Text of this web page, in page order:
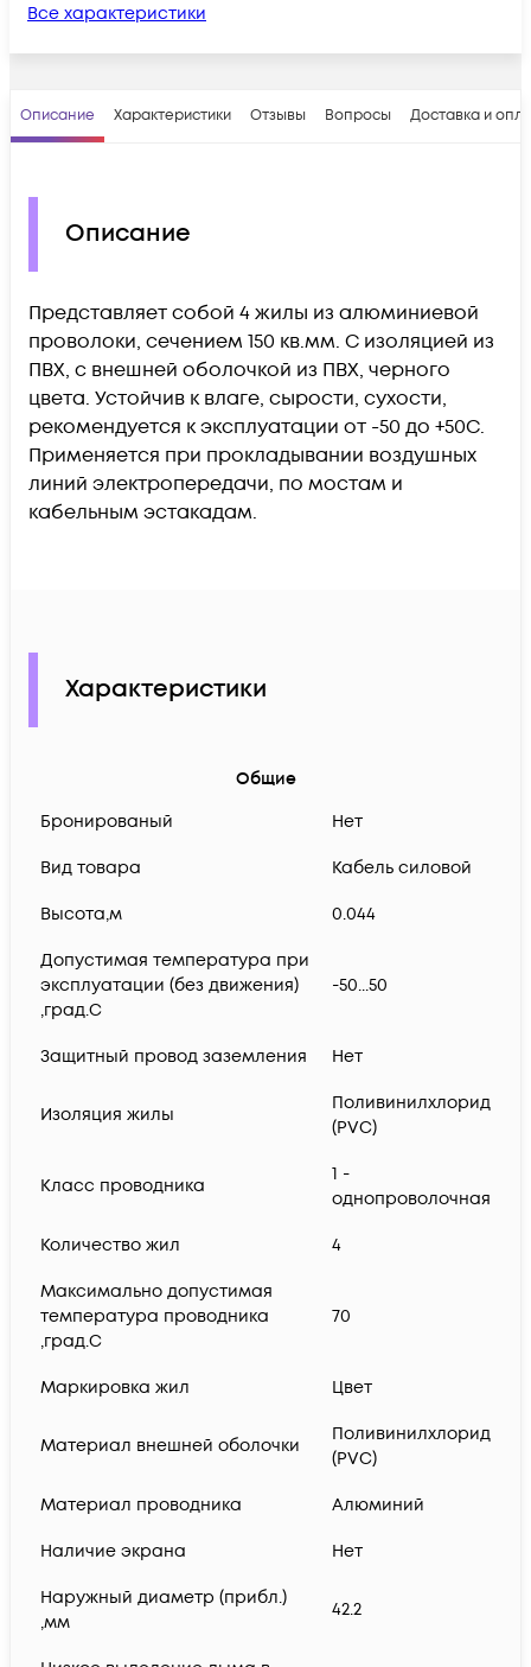
Все характеристики
Описание Характеристики Отзывы Вопросы Доставка и
Описание
Представляет собой 4 жилы из алюминиевой
проволоки, сечением 150 кв.мм. С изоляцией из
ПВХ, с внешней оболочкой из ПВХ, черного
цвета. Устойчив к влаге, сырости, сухости,
рекомендуется к эксплуатации от -50 до +50С.
Применяется при прокладывании воздушных
линий электропередачи, по мостам и
кабельным эстакадам.
Характеристики
Общие
Бронированый
Нет
Вид товара Кабель силовой
Высота,м 0.044
Допустимая температура при
эксплуатации (без движения)
,град.C
-50...50
Защитный провод заземления Нет
Изоляция жилы
Поливинилхлорид
(PVC)
Класс проводника
1 -
однопроволочная
Количество жил 4
Максимально допустимая
температура проводника
,град.C
70
Маркировка жил Цвет
Материал внешней оболочки
Поливинилхлорид
(PVC)
Материал проводника Алюминий
Наличие экрана Нет
Наружный диаметр (прибл.)
,мм
42.2